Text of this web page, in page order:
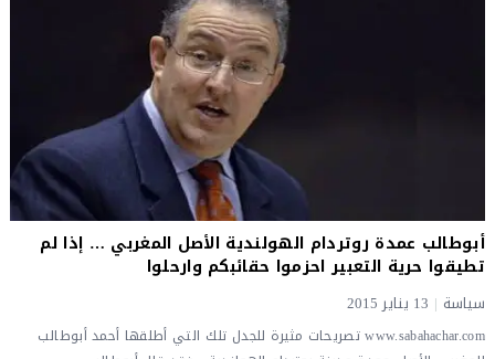
أبوطالب عمدة روتردام الهولندية الأصل المغربي … إذا لم
تطيقوا حرية التعبير احزموا حقائبكم وارحلوا
سياسة 13 يناير 2015
www.sabahachar.com تصريحات مثيرة للجدل تلك التي أطلقها أحمد أبوطالب